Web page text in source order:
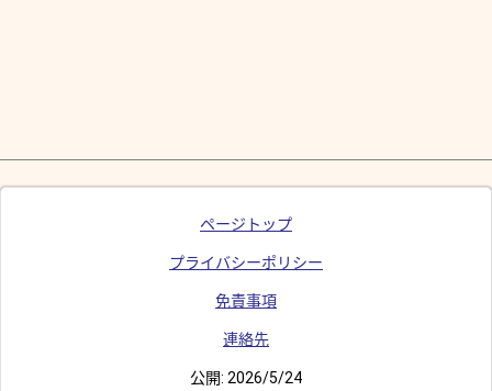
ページトップ
プライバシーポリシー
免責事項
連絡先
公開: 2026/5/24